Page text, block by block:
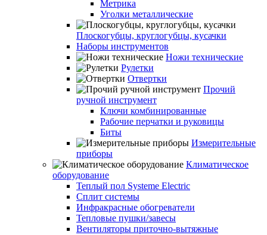
Метрика
Уголки металлические
Плоскогубцы, круглогубцы, кусачки
Наборы инструментов
Ножи технические
Рулетки
Отвертки
Прочий
ручной инструмент
Ключи комбинированные
Рабочие перчатки и руковицы
Биты
Измерительные
приборы
Климатическое
оборудование
Теплый пол Systeme Electric
Сплит системы
Инфракрасные обогреватели
Тепловые пушки/завесы
Вентиляторы приточно-вытяжные